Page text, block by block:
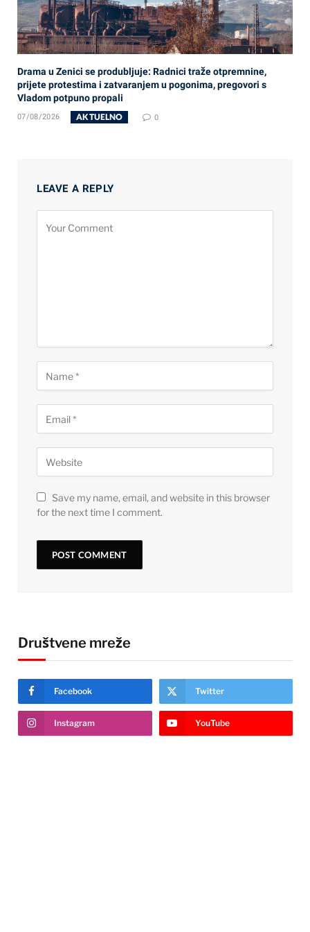
Drama u Zenici se produbljuje: Radnici traže otpremnine,
prijete protestima i zatvaranjem u pogonima, pregovori s
Vladom potpuno propali
07/08/2026 AKTUELNO 0
LEAVE A REPLY
Save my name, email, and website in this browser
for the next time I comment.
Društvene mreže
Facebook Twitter
Instagram YouTube